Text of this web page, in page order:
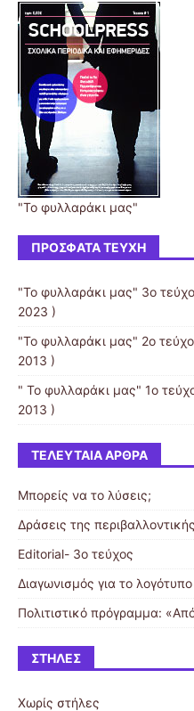
"Το φυλλαράκι μας"
ΠΡΌΣΦΑΤΑ ΤΕΎΧΗ
"Το φυλλαράκι μας" 3ο
2023 )
"Το φυλλαράκι μας" 2ο
2013 )
" Το φυλλαράκι μας" 1ο
2013 )
ΤΕΛΕΥΤΑΊΑ ΆΡΘΡΑ
Μπορείς να το λύσεις;
Δράσεις της
Editorial- 3ο τεύχος
Διαγωνισμός για το
Πολιτιστικό πρόγραμμα:
ΣΤΉΛΕΣ
Χωρίς στήλες